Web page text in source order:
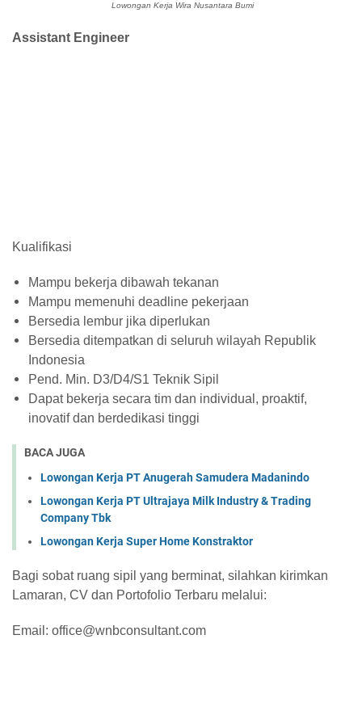
Lowongan Kerja Wira Nusantara Bumi
Assistant Engineer
Kualifikasi
Mampu bekerja dibawah tekanan
Mampu memenuhi deadline pekerjaan
Bersedia lembur jika diperlukan
Bersedia ditempatkan di seluruh wilayah Republik
Indonesia
Pend. Min. D3/D4/S1 Teknik Sipil
Dapat bekerja secara tim dan individual, proaktif,
inovatif dan berdedikasi tinggi
BACA JUGA
Lowongan Kerja PT Anugerah Samudera Madanindo
Lowongan Kerja PT Ultrajaya Milk Industry & Trading
Company Tbk
Lowongan Kerja Super Home Konstraktor
Bagi sobat ruang sipil yang berminat, silahkan kirimkan
Lamaran, CV dan Portofolio Terbaru melalui:
Email: office@wnbconsultant.com